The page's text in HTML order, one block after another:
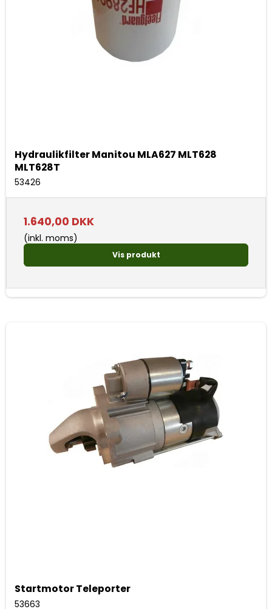
Hydraulikfilter Manitou MLA627 MLT628
MLT628T
53426
1.640,00 DKK
(inkl. moms)
Vis produkt
Startmotor Teleporter
53663